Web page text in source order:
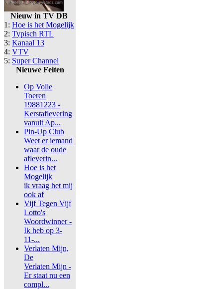
Nieuw in TV DB
1: Hoe is het Mogelijk
2: Typisch RTL
3: Kanaal 13
4: VTV
5: Super Channel
Nieuwe Feiten
Op Volle
Toeren
19881223 -
Kerstaflevering
vanuit Ap...
Pin-Up Club
Weet er iemand
waar de oude
afleverin...
Hoe is het
Mogelijk
ik vraag het mij
ook af
Vijf Tegen Vijf
Lotto's
Woordwinner -
Ik heb op 3-
11-...
Verlaten Mijn,
De
Verlaten Mijn -
Er staat nu een
compl...